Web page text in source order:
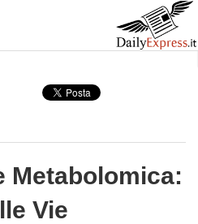
Metabolomica:
Vie